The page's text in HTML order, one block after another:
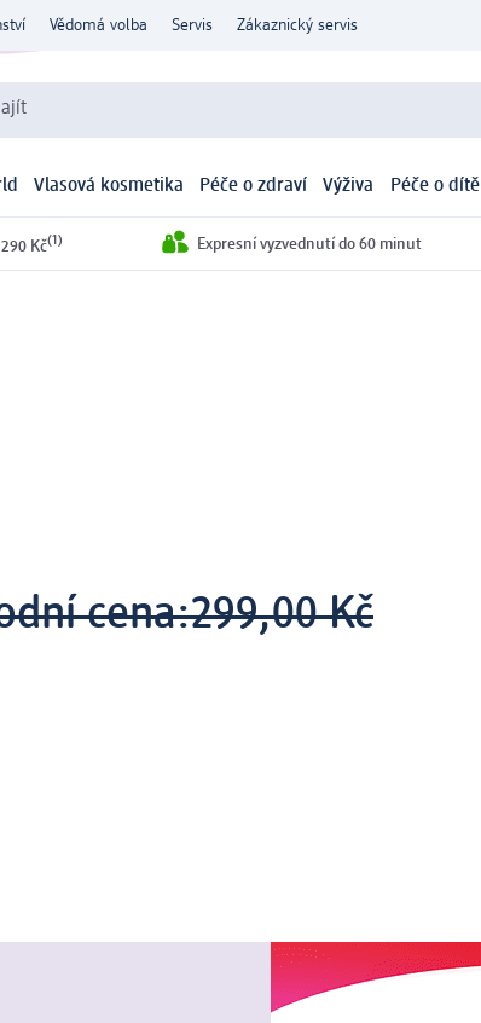
Vědomá volba Servis Zákaznický servis
Vlasová kosmetika Péče o zdraví Výživa Péče o dítě
Kč(1) Expresní vyzvednutí do 60 minut
cena:299,00 Kč